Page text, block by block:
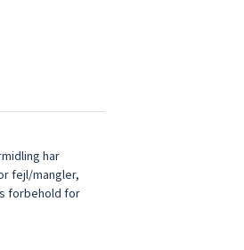
har
fejl/mangler,
forbehold for